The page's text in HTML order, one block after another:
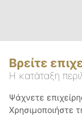
Βρείτε
Η κατάταξη
Ψάχνετε
Χρησιμοποιήστε